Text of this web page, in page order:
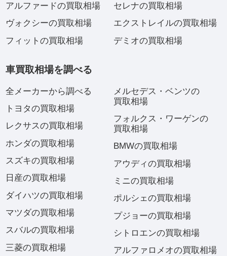
アルファードの買取相場
ヴォクシーの買取相場
フィットの買取相場
セレナの買取相場
エクストレイルの買取相場
デミオの買取相場
車買取相場を調べる
全メーカーから調べる
トヨタの買取相場
レクサスの買取相場
ホンダの買取相場
スズキの買取相場
日産の買取相場
ダイハツの買取相場
マツダの買取相場
スバルの買取相場
三菱の買取相場
メルセデス・ベンツの
買取相場
フォルクス・ワーゲンの
買取相場
BMWの買取相場
アウディの買取相場
ミニの買取相場
ポルシェの買取相場
プジョーの買取相場
シトロエンの買取相場
アルファロメオの買取相場